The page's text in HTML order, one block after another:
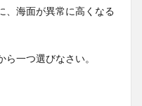
、海面が異常に高くなる
一つ選びなさい。